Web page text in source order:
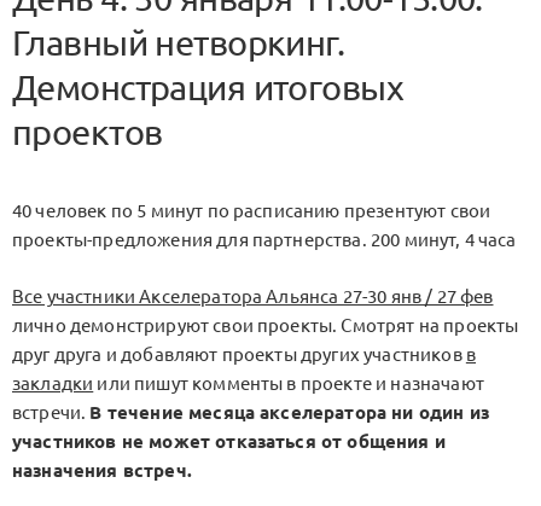
Главный нетворкинг.
Демонстрация итоговых
проектов
40 человек по 5 минут по расписанию презентуют свои
проекты-предложения для партнерства. 200 минут, 4 часа
Все участники Акселератора Альянса 27-30 янв / 27 фев
лично демонстрируют свои проекты. Смотрят на проекты
друг друга и добавляют проекты других участников в
закладки или пишут комменты в проекте и назначают
встречи. В течение месяца акселератора ни один из
участников не может отказаться от общения и
назначения встреч.